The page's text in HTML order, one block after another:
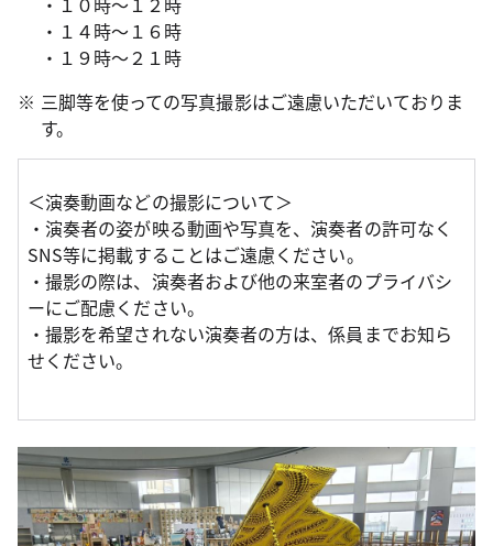
・１４時～１６時
・１９時～２１時
三脚等を使っての写真撮影はご遠慮いただいておりま
す。
＜演奏動画などの撮影について＞
・演奏者の姿が映る動画や写真を、演奏者の許可なく
SNS等に掲載することはご遠慮ください。
・撮影の際は、演奏者および他の来室者のプライバシ
ーにご配慮ください。
・撮影を希望されない演奏者の方は、係員までお知ら
せください。